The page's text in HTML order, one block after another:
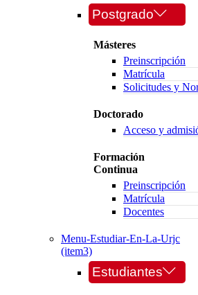
Postgrado
Másteres
Preinscripción
Matrícula
Solicitudes y
Doctorado
Acceso y
Formación
Continua
Preinscripción
Matrícula
Docentes
Menu-Estudiar-En-La-Urjc
(item3)
Estudiantes